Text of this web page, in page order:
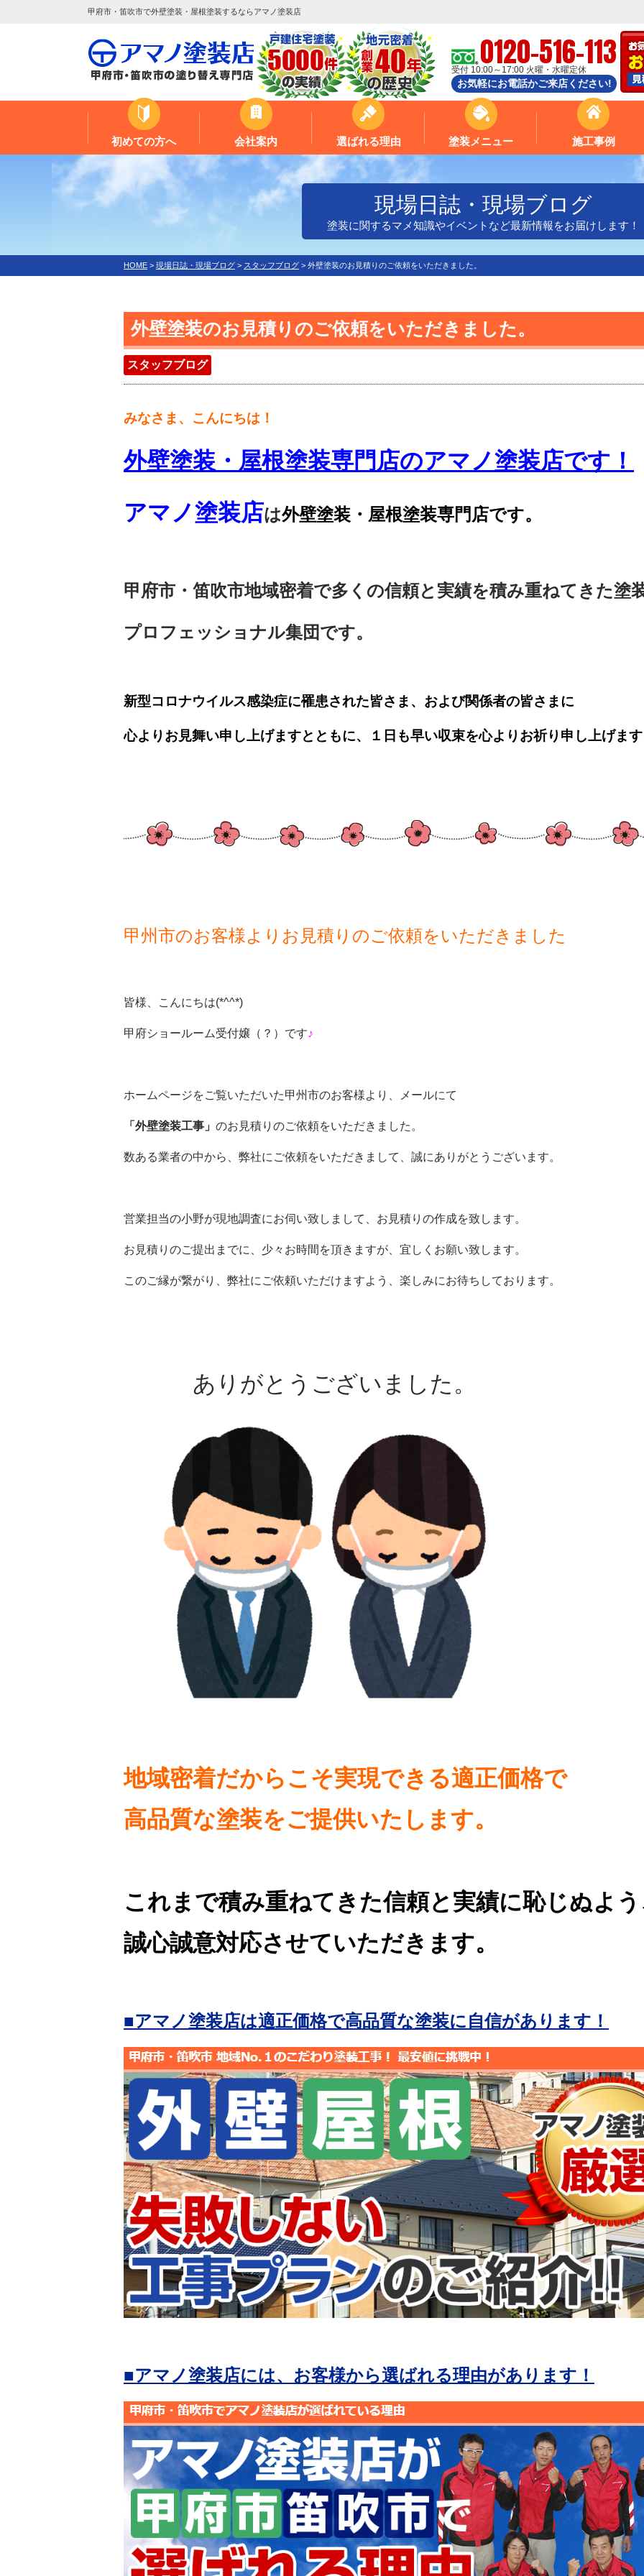
甲府市・笛吹市で外壁塗装・屋根塗装するならアマノ塗装店
0120-516-113
受付 10:00～17:00 火曜・水曜定休
お気軽にお電話かご来店ください!
初めての方へ 会社案内 選ばれる理由 塗装メニュー 施工事例
現場日誌・現場ブログ
塗装に関するマメ知識やイベントなど最新情報をお届けします！
HOME > 現場日誌・現場ブログ > スタッフブログ > 外壁塗装のお見積りのご依頼をいただきました。
外壁塗装のお見積りのご依頼をいただきました。
スタッフブログ
みなさま、こんにちは！
外壁塗装・屋根塗装専門店のアマノ塗装店です！
アマノ塗装店は外壁塗装・屋根塗装専門店です。
甲府市・笛吹市地域密着で多くの信頼と実績を積み重ねてきた塗
プロフェッショナル集団です。
新型コロナウイルス感染症に罹患された皆さま、および関係者の皆さまに
心よりお見舞い申し上げますとともに、１日も早い収束を心よりお祈り申し上げま
甲州市のお客様よりお見積りのご依頼をいただきました
皆様、こんにちは(*^^*)
甲府ショールーム受付嬢（？）です♪
ホームページをご覧いただいた甲州市のお客様より、メールにて
「外壁塗装工事」 のお見積りのご依頼をいただきました。
数ある業者の中から、弊社にご依頼をいただきまして、誠にありがとうございます。
営業担当の小野が現地調査にお伺い致しまして、お見積りの作成を致します。
お見積りのご提出までに、少々お時間を頂きますが、宜しくお願い致します。
このご縁が繋がり、弊社にご依頼いただけますよう、楽しみにお待ちしております。
ありがとうございました。
地域密着だからこそ実現できる適正価格で
高品質な塗装をご提供いたします。
これまで積み重ねてきた信頼と実績に恥じぬよ
誠心誠意対応させていただきます。
■アマノ塗装店は適正価格で高品質な塗装に自信があります！
■アマノ塗装店には、お客様から選ばれる理由があります！